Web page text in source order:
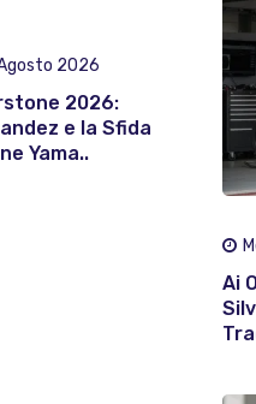
2026
2026:
e la Sfida
Yama..
Ai